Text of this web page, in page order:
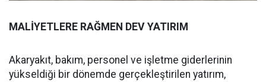
MALİYETLERE RAĞMEN DEV YATIRIM
Akaryakıt, bakım, personel ve işletme giderlerinin
yükseldiği bir dönemde gerçekleştirilen yatırım,